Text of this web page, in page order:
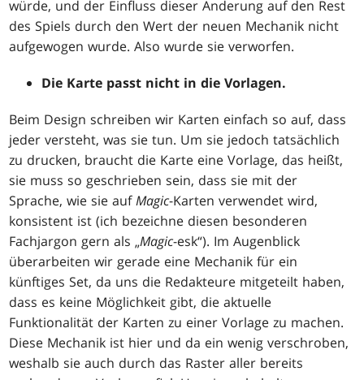
würde, und der Einfluss dieser Änderung auf den Rest
des Spiels durch den Wert der neuen Mechanik nicht
aufgewogen wurde. Also wurde sie verworfen.
Die Karte passt nicht in die Vorlagen.
Beim Design schreiben wir Karten einfach so auf, dass
jeder versteht, was sie tun. Um sie jedoch tatsächlich
zu drucken, braucht die Karte eine Vorlage, das heißt,
sie muss so geschrieben sein, dass sie mit der
Sprache, wie sie aufMagic-Karten verwendet wird,
konsistent ist (ich bezeichne diesen besonderen
Fachjargon gern als „Magic-esk“). Im Augenblick
überarbeiten wir gerade eine Mechanik für ein
künftiges Set, da uns die Redakteure mitgeteilt haben,
dass es keine Möglichkeit gibt, die aktuelle
Funktionalität der Karten zu einer Vorlage zu machen.
Diese Mechanik ist hier und da ein wenig verschroben,
weshalb sie auch durch das Raster aller bereits